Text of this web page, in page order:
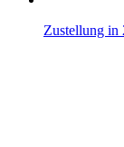
Zustellung in